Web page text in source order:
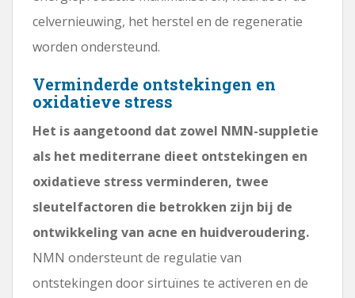
celvernieuwing, het herstel en de regeneratie
worden ondersteund.
Verminderde ontstekingen en
oxidatieve stress
Het is aangetoond dat zowel NMN-suppletie
als het mediterrane dieet ontstekingen en
oxidatieve stress verminderen, twee
sleutelfactoren die betrokken zijn bij de
ontwikkeling van acne en huidveroudering.
NMN ondersteunt de regulatie van
ontstekingen door sirtuïnes te activeren en de